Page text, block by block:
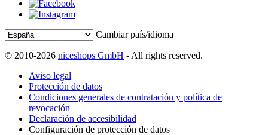
Cambiar país/idioma
© 2010-2026 niceshops GmbH - All rights reserved.
Aviso legal
Protección de datos
Condiciones generales de contratación y política de
revocación
Declaración de accesibilidad
Configuración de protección de datos